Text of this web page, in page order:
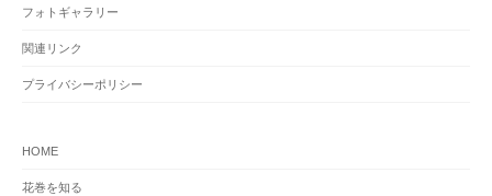
HOME
花巻を知る
フォトギャラリー
関連リンク
プライバシーポリシー